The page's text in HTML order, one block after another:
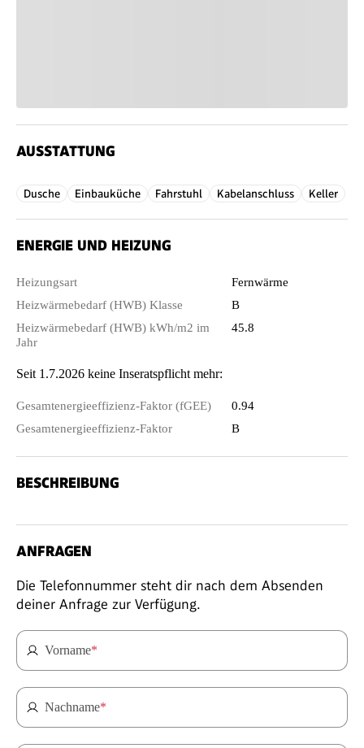
AUSSTATTUNG
Dusche Einbauküche Fahrstuhl Kabelanschluss Keller
ENERGIE UND HEIZUNG
Heizungsart
Fernwärme
Heizwärmebedarf (HWB) Klasse
B
Heizwärmebedarf (HWB) kWh/m2 im
Jahr
45.8
Seit 1.7.2026 keine Inseratspflicht mehr:
Gesamtenergieeffizienz-Faktor (fGEE)
0.94
Gesamtenergieeffizienz-Faktor
B
BESCHREIBUNG
ANFRAGEN
Die Telefonnummer steht dir nach dem Absenden
deiner Anfrage zur Verfügung.
Vorname*
Nachname*